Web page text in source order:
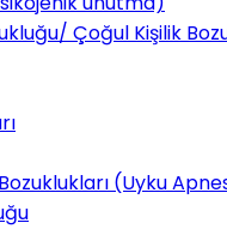
Çoğul Kişilik
(Uyku